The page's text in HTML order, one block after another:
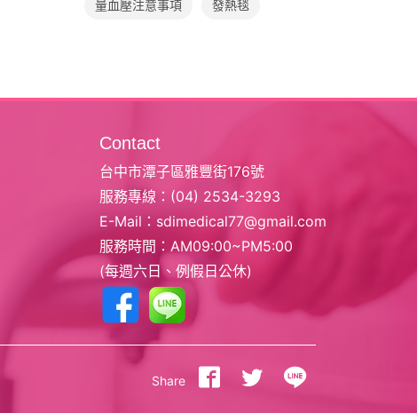
量血壓注意事項 發熱毯
Contact
台中市潭子區雅豐街176號
服務專線： (04) 2534-3293
E-Mail： sdimedical77@gmail.com
服務時間：AM09:00~PM5:00
(每週六日、例假日公休)
Share